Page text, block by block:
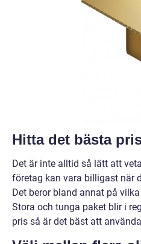
Hitta det bästa
Det är inte alltid så lätt att
företag kan vara billigast när
Det beror bland annat på
Stora och tunga paket blir i
pris så är det bäst att